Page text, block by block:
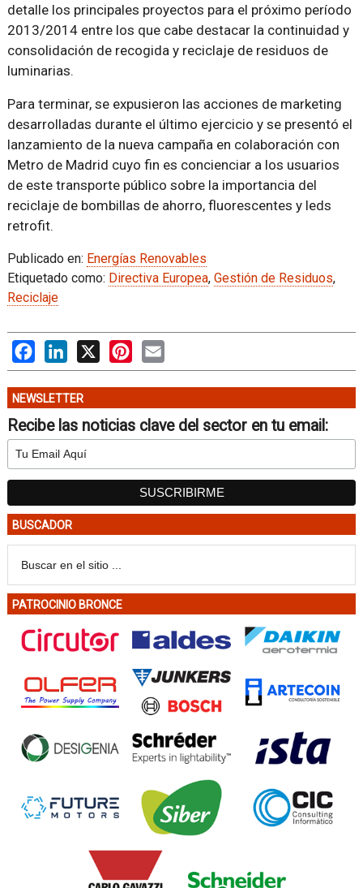
detalle los principales proyectos para el próximo período
2013/2014 entre los que cabe destacar la continuidad y
consolidación de recogida y reciclaje de residuos de
luminarias.
Para terminar, se expusieron las acciones de marketing
desarrolladas durante el último ejercicio y se presentó el
lanzamiento de la nueva campaña en colaboración con
Metro de Madrid cuyo fin es concienciar a los usuarios
de este transporte público sobre la importancia del
reciclaje de bombillas de ahorro, fluorescentes y leds
retrofit.
Publicado en: Energías Renovables
Etiquetado como: Directiva Europea, Gestión de Residuos,
Reciclaje
FacebookLinkedIn
X PinterestEmail
NEWSLETTER
Recibe las noticias clave del sector en tu email:
BUSCADOR
PATROCINIO BRONCE